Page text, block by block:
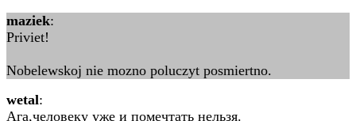
maziek:
Priviet!
Nobelewskoj nie mozno poluczyt posmiertno.
wetal:
Ага,человеку уже и помечтать нельзя.